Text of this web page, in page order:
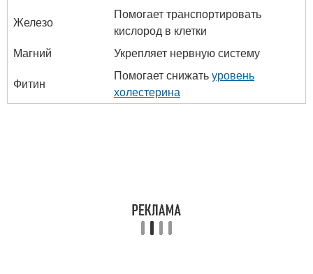
Железо
Помогает транспортировать
кислород в клетки
Магний
Укрепляет нервную систему
Фитин
Помогает снижатьуровень
холестерина